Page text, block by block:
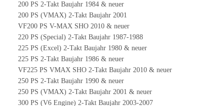
200 PS 2-Takt Baujahr 1984 & neuer
200 PS (VMAX) 2-Takt Baujahr 2001
VF200 PS V-MAX SHO 2010 & neuer
220 PS (Special) 2-Takt Baujahr 1987-1988
225 PS (Excel) 2-Takt Baujahr 1980 & neuer
225 PS 2-Takt Baujahr 1986 & neuer
VF225 PS VMAX SHO 2-Takt Baujahr 2010 & neuer
250 PS 2-Takt Baujahr 1990 & neuer
250 PS (VMAX) 2-Takt Baujahr 2001 & neuer
300 PS (V6 Engine) 2-Takt Baujahr 2003-2007